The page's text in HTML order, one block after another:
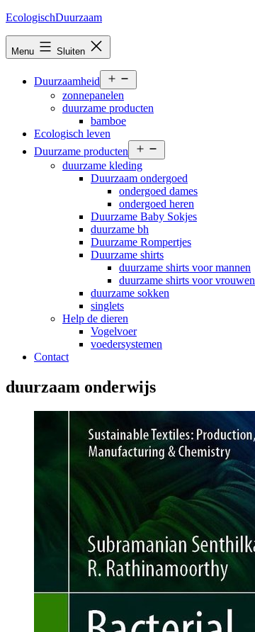
Ga
inhoud
EcologischDuurzaam
Menu Sluiten
Duurzaamheid
menu
zonnepanelen
duurzame producten
bamboe
Ecologisch leven
Duurzame producten
menu
duurzame kleding
Duurzaam ondergoed
ondergoed dames
ondergoed heren
Duurzame Baby Sokjes
duurzame bh
Duurzame Rompertjes
Duurzame shirts
duurzame shirts voor mannen
duurzame shirts voor vrouwen
duurzame sokken
singlets
Help de dieren
Vogelvoer
voedersystemen
Contact
duurzaam onderwijs